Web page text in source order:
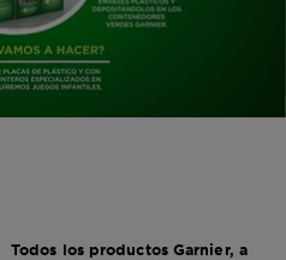
Todos los productos Garnier, a